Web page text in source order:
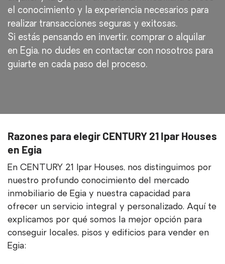
el conocimiento y la experiencia necesarios para
realizar transacciones seguras y exitosas.
Si estás pensando en invertir, comprar o alquilar
en Egia, no dudes en contactar con nosotros para
guiarte en cada paso del proceso.
Razones para elegir CENTURY 21 Ipar Houses
en Egia
En CENTURY 21 Ipar Houses, nos distinguimos por
nuestro profundo conocimiento del mercado
inmobiliario de Egia y nuestra capacidad para
ofrecer un servicio integral y personalizado. Aquí te
explicamos por qué somos la mejor opción para
conseguir locales, pisos y edificios para vender en
Egia: